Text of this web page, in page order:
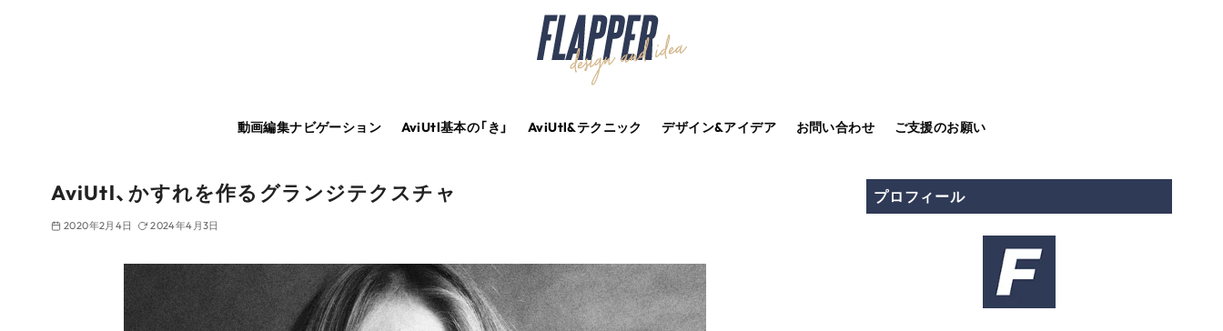
動画編集ナビゲーション AviUtl基本の「き」 AviUtl&テクニック デザイン&アイデア お問い合わせ ご支援のお願い
AviUtl、かすれを作るグランジテクスチャ
2020年2月4日 2024年4月3日
プロフィール